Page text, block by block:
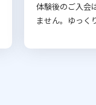
体験後のご入会
ません。ゆっく